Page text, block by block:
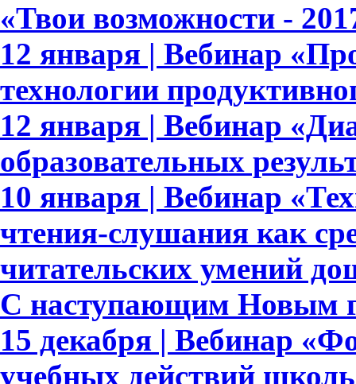
«Твои возможности -
12 января | Вебинар
технологии
12 января | Вебинар
образовательных
10 января | Вебинар
чтения-слушания как
читательских умений
С наступающим Новым
15 декабря | Вебинар
учебных действий